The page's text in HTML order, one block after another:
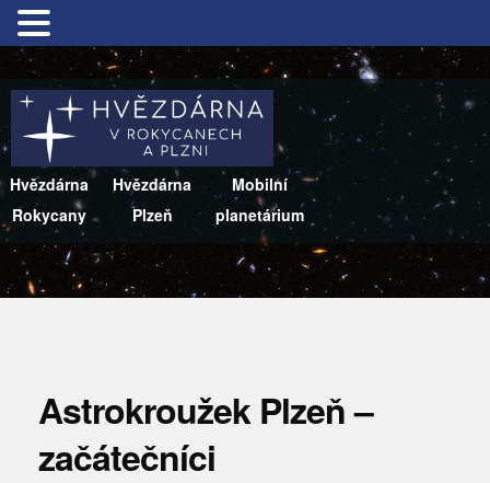
Hvězdárna
Rokycany
Hvězdárna
Plzeň
Mobilní
planetárium
Astrokroužek Plzeň –
začátečníci